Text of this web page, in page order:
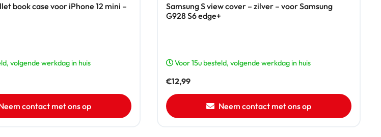
book case voor iPhone 12 mini –
volgende werkdag in huis
contact met ons op
Samsung S view cover – zilver – voor Samsung
G928 S6 edge+
Voor 15u besteld, volgende werkdag in huis
€12,99
Neem contact met ons op